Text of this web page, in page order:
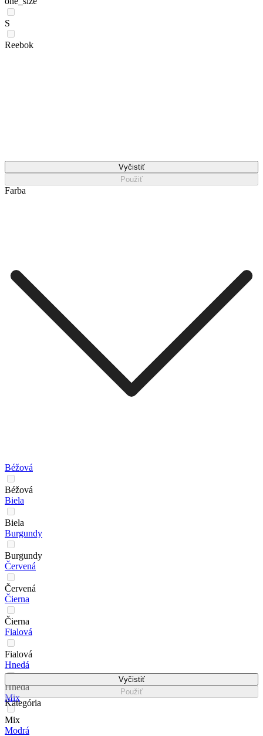
S
Reebok
Vyčistiť
Použiť
Farba
Béžová
Béžová
Biela
Biela
Burgundy
Burgundy
Červená
Červená
Čierna
Čierna
Fialová
Fialová
Hnedá
Hnedá
Mix
Mix
Modrá
Vyčistiť
Použiť
Kategória